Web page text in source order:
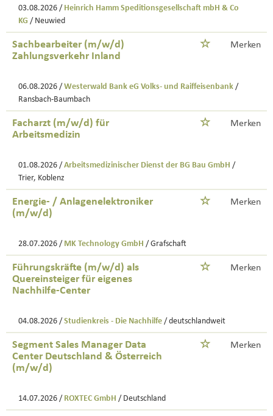
03.08.2026 / Heinrich Hamm Speditionsgesellschaft mbH & Co
KG / Neuwied
Sachbearbeiter (m/w/d)
Zahlungsverkehr Inland
Merken
06.08.2026 / Westerwald Bank eG Volks- und Raiffeisenbank /
Ransbach-Baumbach
Facharzt (m/w/d) für
Arbeitsmedizin
Merken
01.08.2026 / Arbeitsmedizinischer Dienst der BG Bau GmbH /
Trier, Koblenz
Energie- / Anlagenelektroniker
(m/w/d)
Merken
28.07.2026 / MK Technology GmbH / Grafschaft
Führungskräfte (m/w/d) als
Quereinsteiger für eigenes
Nachhilfe-Center
Merken
04.08.2026 / Studienkreis - Die Nachhilfe / deutschlandweit
Segment Sales Manager Data
Center Deutschland & Österreich
(m/w/d)
Merken
14.07.2026 / ROXTEC GmbH / Deutschland